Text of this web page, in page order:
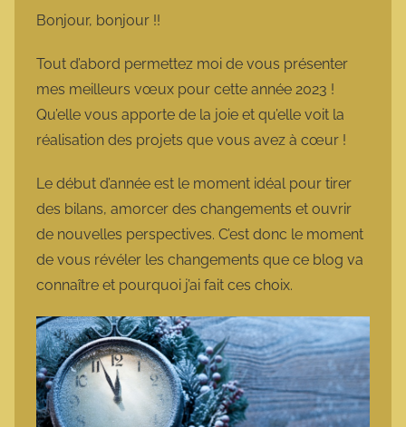
o
t
t
Bonjour, bonjour !!
Tout d’abord permettez moi de vous présenter
mes meilleurs vœux pour cette année 2023 !
Qu’elle vous apporte de la joie et qu’elle voit la
réalisation des projets que vous avez à cœur !
Le début d’année est le moment idéal pour tirer
des bilans, amorcer des changements et ouvrir
de nouvelles perspectives. C’est donc le moment
de vous révéler les changements que ce blog va
connaître et pourquoi j’ai fait ces choix.